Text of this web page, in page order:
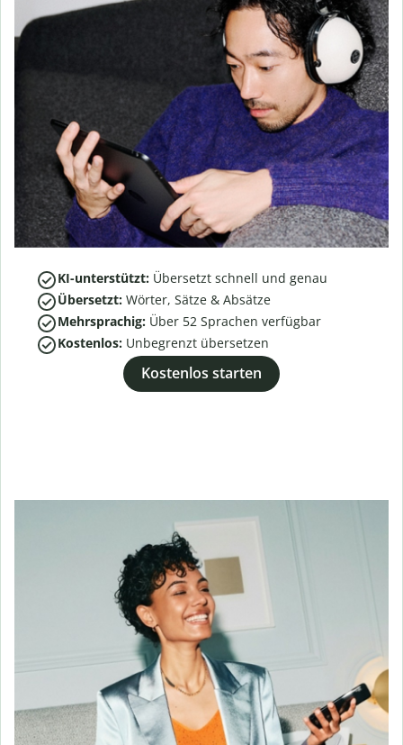
KI-unterstützt: Übersetzt schnell und genau
Übersetzt: Wörter, Sätze & Absätze
Mehrsprachig: Über 52 Sprachen verfügbar
Kostenlos: Unbegrenzt übersetzen
Kostenlos starten